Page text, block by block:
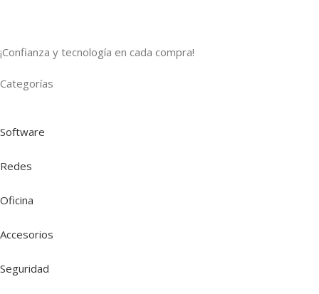
¡Confianza y tecnología en cada compra!
Categorías
Software
Redes
Oficina
Accesorios
Seguridad